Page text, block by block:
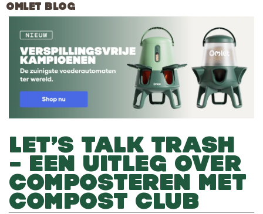
OMLET BLOG
LET’S TALK TRASH
– EEN UITLEG OVER
COMPOSTEREN MET
COMPOST CLUB